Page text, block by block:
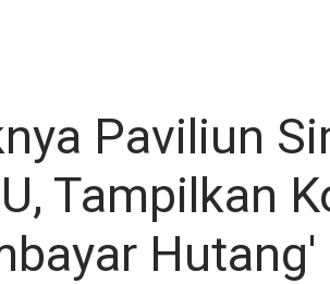
Paviliun
Tampilkan